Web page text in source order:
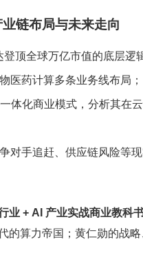
链布局与未来走向
登顶全球万亿市值的底层
医药计算多条业务线布局；
体化商业模式，分析其在
对手追赶、供应链风险等
业 + AI 产业实战商业教科
的算力帝国；黄仁勋的战